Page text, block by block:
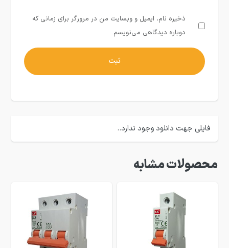
ذخیره نام، ایمیل و وبسایت من در مرورگر برای زمانی که
دوباره دیدگاهی می‌نویسم.
فایلی جهت دانلود وجود ندارد..
محصولات مشابه